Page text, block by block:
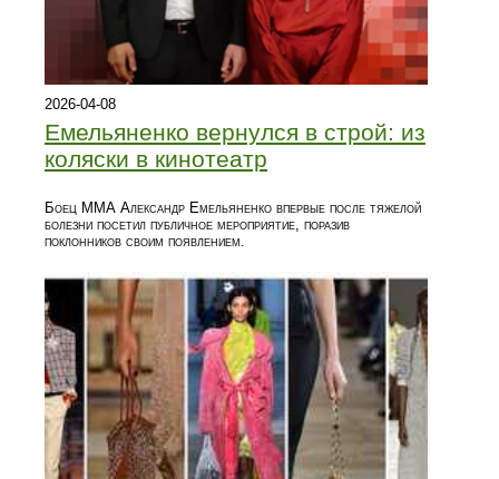
2026-04-08
Емельяненко вернулся в строй: из
коляски в кинотеатр
Боец ММА Александр Емельяненко впервые после тяжелой
болезни посетил публичное мероприятие, поразив
поклонников своим появлением.